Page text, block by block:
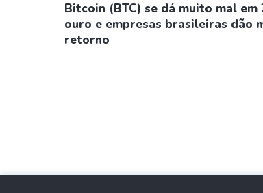
Bitcoin (BTC) se dá muito mal em
ouro e empresas brasileiras dão
retorno